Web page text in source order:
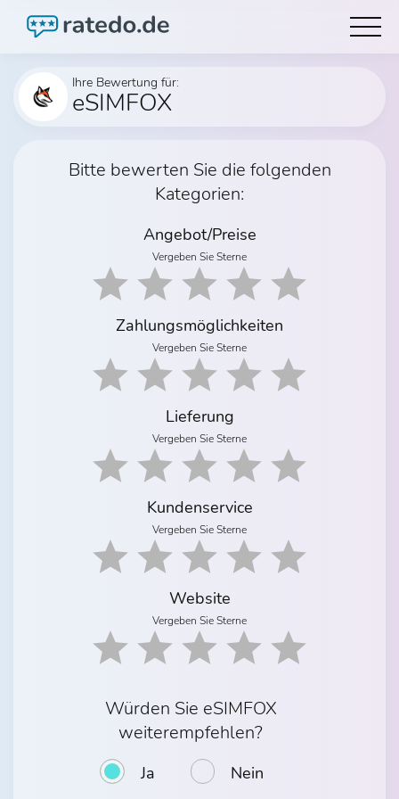
Ihre Bewertung für:
eSIMFOX
Bitte bewerten Sie die folgenden
Kategorien:
Angebot/Preise
Vergeben Sie Sterne
Zahlungsmöglichkeiten
Vergeben Sie Sterne
Lieferung
Vergeben Sie Sterne
Kundenservice
Vergeben Sie Sterne
Website
Vergeben Sie Sterne
Würden Sie eSIMFOX
weiterempfehlen?
Ja Nein